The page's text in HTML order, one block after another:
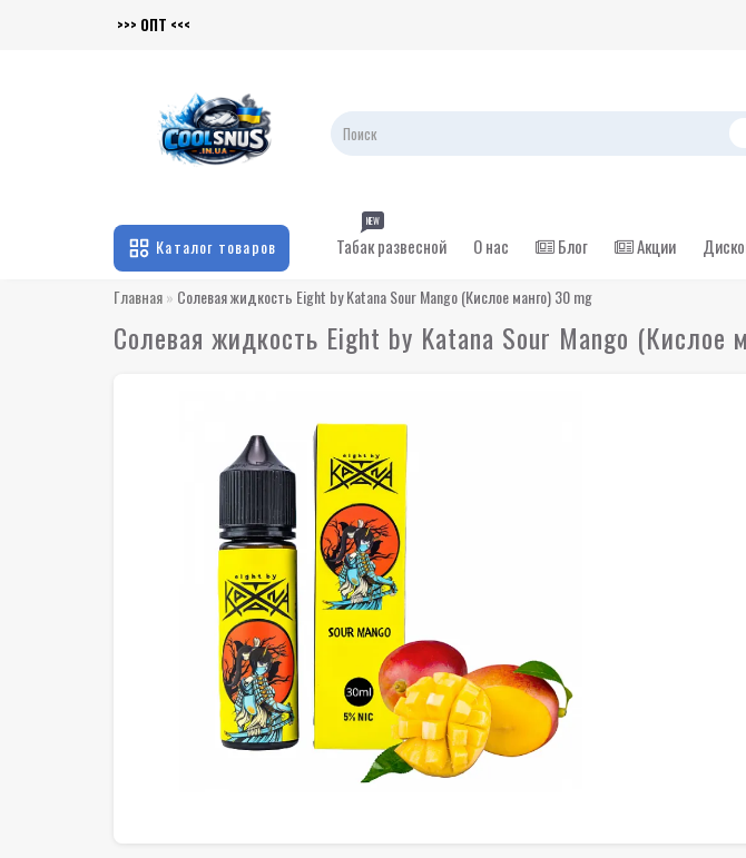
>>> ОПТ <<<
Каталог товаров Табак развесной
NEW
О нас Блог Акции
Главная Солевая жидкость Eight by Katana Sour Mango (Кислое манго) 30 mg
Солевая жидкость Eight by Katana Sour Mango (Кислое